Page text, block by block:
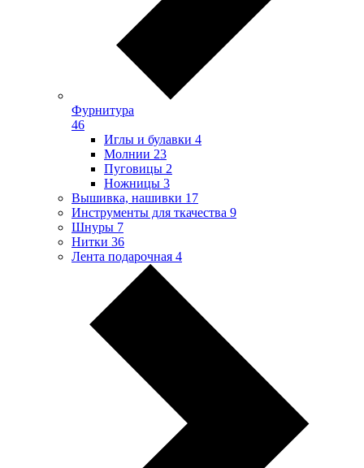
Фурнитура
46
Иглы и булавки 4
Молнии 23
Пуговицы 2
Ножницы 3
Вышивка, нашивки 17
Инструменты для ткачества 9
Шнуры 7
Нитки 36
Лента подарочная 4